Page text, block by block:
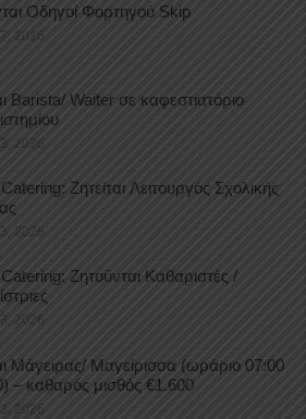
Οδηγοί Φορτηγού Skip
2026
Barista/ Waiter σε καφεστιατόριο
2026
Ζητείται Λειτουργός Σχολικής
2026
Ζητούνται Καθαριστές /
2026
Μάγειρας/ Μαγείρισσα (ωράριο 07:00
– καθαρός μισθός €1.600
2026